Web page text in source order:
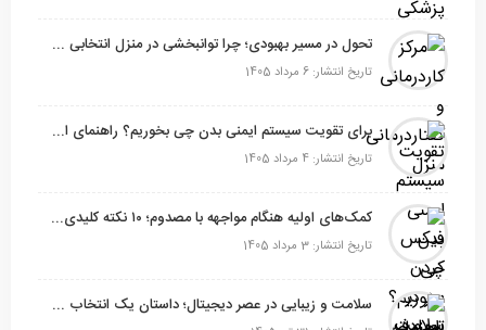
تحول در مسیر بهبودی؛ چرا توانبخشی در منزل انتخابی هوشمندانه است؟
تاریخ انتشار: 6 مرداد 1405
برای تقویت سیستم ایمنی بدن چی بخوریم؟ راهنمای انتخاب خوراکی‌ها و مکمل‌های موثر
تاریخ انتشار: 4 مرداد 1405
کمک‌های اولیه هنگام مواجهه با مصدوم؛ ۱۰ نکته کلیدی برای نجات‌ مصدوم
تاریخ انتشار: 3 مرداد 1405
سلامت و زیبایی در عصر دیجیتال؛ داستان یک انتخاب هوشمندانه